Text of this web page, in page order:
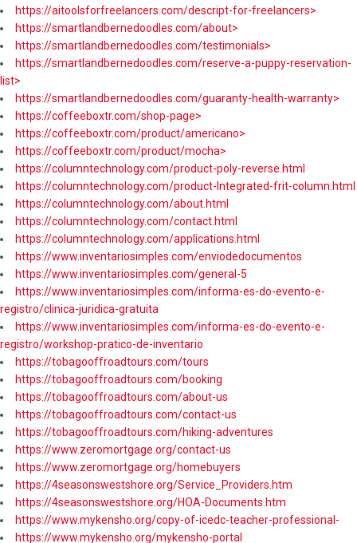
https://aitoolsforfreelancers.com/descript-for-freelancers>
https://smartlandbernedoodles.com/about>
https://smartlandbernedoodles.com/testimonials>
https://smartlandbernedoodles.com/reserve-a-puppy-reservation-
list>
https://smartlandbernedoodles.com/guaranty-health-warranty>
https://coffeeboxtr.com/shop-page>
https://coffeeboxtr.com/product/americano>
https://coffeeboxtr.com/product/mocha>
https://columntechnology.com/product-poly-reverse.html
https://columntechnology.com/product-Integrated-frit-column.html
https://columntechnology.com/about.html
https://columntechnology.com/contact.html
https://columntechnology.com/applications.html
https://www.inventariosimples.com/enviodedocumentos
https://www.inventariosimples.com/general-5
https://www.inventariosimples.com/informa-es-do-evento-e-
registro/clinica-juridica-gratuita
https://www.inventariosimples.com/informa-es-do-evento-e-
registro/workshop-pratico-de-inventario
https://tobagooffroadtours.com/tours
https://tobagooffroadtours.com/booking
https://tobagooffroadtours.com/about-us
https://tobagooffroadtours.com/contact-us
https://tobagooffroadtours.com/hiking-adventures
https://www.zeromortgage.org/contact-us
https://www.zeromortgage.org/homebuyers
https://4seasonswestshore.org/Service_Providers.htm
https://4seasonswestshore.org/HOA-Documents.htm
https://www.mykensho.org/copy-of-icedc-teacher-professional-
https://www.mykensho.org/mykensho-portal